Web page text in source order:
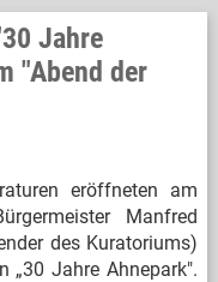
Jahre
"Abend der
eröffneten am
Manfred
des Kuratoriums)
„30 Jahre Ahnepark".